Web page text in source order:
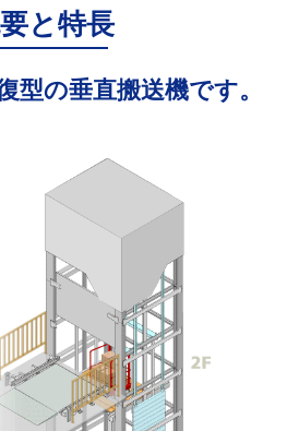
と特長
型の垂直搬送機です。